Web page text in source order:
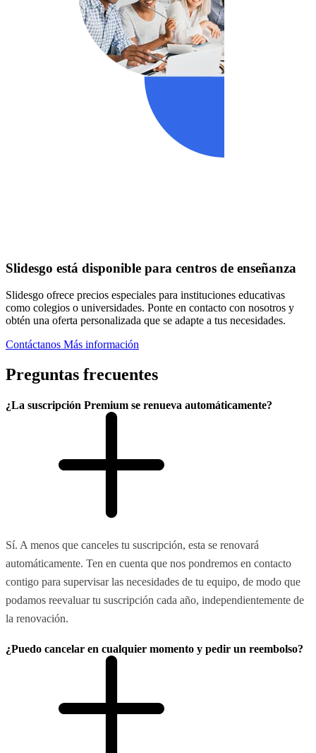
Slidesgo está disponible para centros de enseñanza
Slidesgo ofrece precios especiales para instituciones educativas
como colegios o universidades. Ponte en contacto con nosotros y
obtén una oferta personalizada que se adapte a tus necesidades.
Contáctanos Más información
Preguntas frecuentes
¿La suscripción Premium se renueva automáticamente?
Sí. A menos que canceles tu suscripción, esta se renovará
automáticamente. Ten en cuenta que nos pondremos en contacto
contigo para supervisar las necesidades de tu equipo, de modo que
podamos reevaluar tu suscripción cada año, independientemente de
la renovación.
¿Puedo cancelar en cualquier momento y pedir un reembolso?